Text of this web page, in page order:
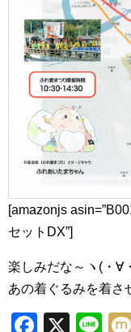
[amazonjs
セットDX”]
楽しみだな～ヽ(・∀
あの着ぐるみを着さ
X